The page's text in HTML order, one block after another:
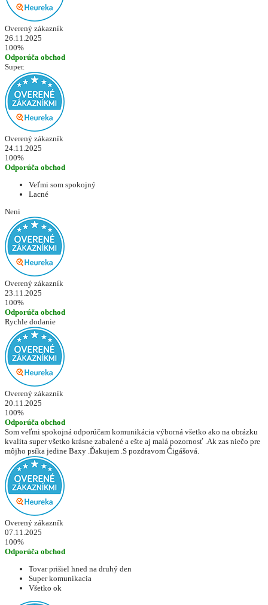
Overený zákazník
26.11.2025
100%
Odporúča obchod
Super.
Overený zákazník
24.11.2025
100%
Odporúča obchod
Veľmi som spokojný
Lacné
Neni
Overený zákazník
23.11.2025
100%
Odporúča obchod
Rychle dodanie
Overený zákazník
20.11.2025
100%
Odporúča obchod
Som veľmi spokojná odporúčam komunikácia výborná všetko ako na obrázku
kvalita super všetko krásne zabalené a ešte aj malá pozornosť .Ak zas niečo pre
môjho psíka jedine Baxy .Ďakujem .S pozdravom Čigášová.
Overený zákazník
07.11.2025
100%
Odporúča obchod
Tovar prišiel hned na druhý den
Super komunikacia
Všetko ok